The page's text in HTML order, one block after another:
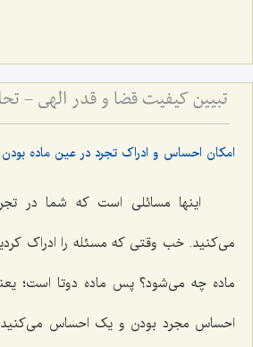
امکان احساس و ادراک تجرد در عین ماده بودن
اینها مسائلى است که شما در
مى‌کنید. خب وقتى که مسئله را ادراک
ماده چه مى‌شود؟ پس ماده دوتا است؛
احساس مجرد بودن و یک احساس مى‌کنید